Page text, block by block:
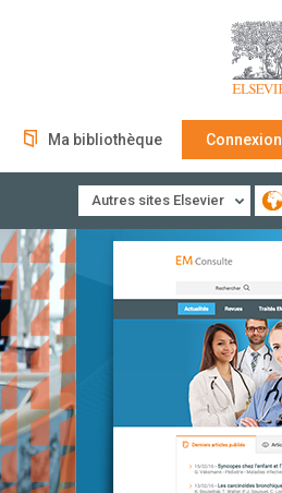
Ma bibliothèque Connexion
Autres sites Elsevier